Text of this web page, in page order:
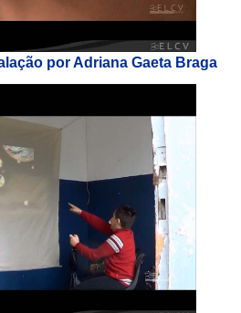
por Adriana Gaeta Braga